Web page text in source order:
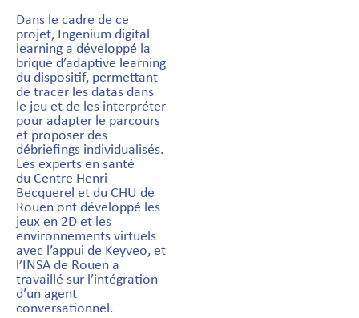
Dans le cadre de ce
projet, Ingenium digital
learning a développé la
brique d’adaptive learning
du dispositif, permettant
de tracer les datas dans
le jeu et de les interpréter
pour adapter le parcours
et proposer des
débriefings individualisés.
Les experts en santé
du Centre Henri
Becquerel et du CHU de
Rouen ont développé les
jeux en 2D et les
environnements virtuels
avec l’appui de Keyveo, et
l’INSA de Rouen a
travaillé sur l’intégration
d’un agent
conversationnel.